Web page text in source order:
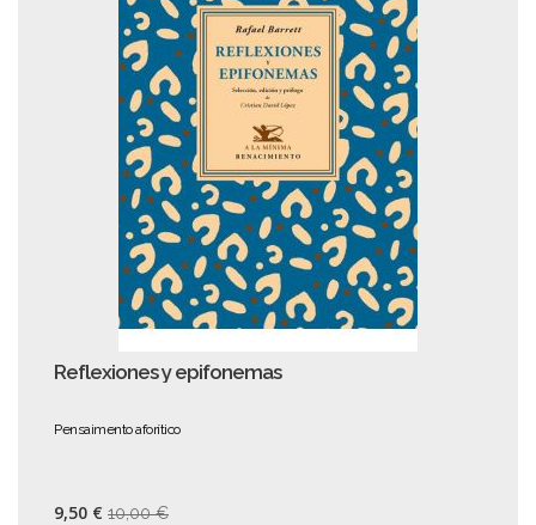
Reflexiones y epifonemas
Pensaimento aforítico
9,50 € 10,00 €